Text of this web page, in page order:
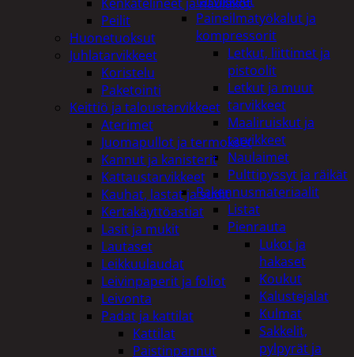
Paineilmatyökalut ja
kompressorit
Letkut, liittimet ja
pistoolit
Letkut ja muut
tarvikkeet
Maaliruiskut ja
tarvikkeet
Naulaimet
Pulttipyssyt ja räikät
Rakennusmateriaalit
Listat
Pienrauta
Lukot ja
hakaset
Koukut
Kalustejalat
Kulmat
Sakkelit,
pylpyrät ja
Peilit
Huonetuoksut
Juhlatarvikkeet
Koristelu
Paketointi
Keittiö ja taloustarvikkeet
Aterimet
Juomapullot ja termokset
Kannut ja kanisterit
Kattaustarvikkeet
Kauhat, lastat ja sudit
Kertakäyttöastiat
Lasit ja mukit
Lautaset
Leikkuulaudat
Leivinpaperit ja foliot
Leivonta
Padat ja kattilat
Kattilat
Paistinpannut